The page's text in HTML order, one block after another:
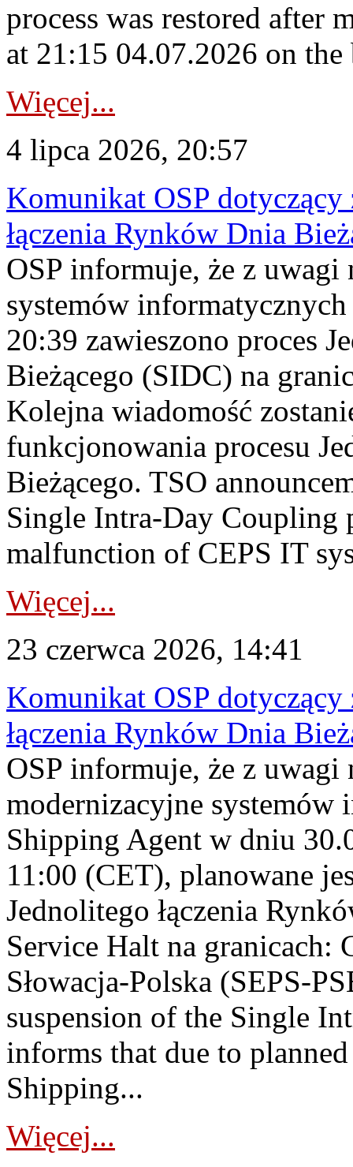
process was restored after
at 21:15 04.07.2026 on
Więcej...
4 lipca 2026, 20:57
Komunikat OSP dotyczący
łączenia Rynków Dnia
OSP informuje, że z uwagi
systemów
20:39 zawieszono proces
Bieżącego (SIDC) na
Kolejna wiadomość
funkcjonowania procesu
Bieżącego. TSO
Single Intra-Day Coupling
malfunction of CEPS IT
Więcej...
23 czerwca 2026, 14:41
Komunikat OSP dotyczący
łączenia Rynków Dnia
OSP informuje, że z uwagi
modernizacyjne
Shipping Agent w dniu
11:00 (CET), planowane
Jednolitego łączenia
Service Halt na granicach:
Słowacja-Polska (SEPS-
suspension of the Single
informs that due to
Shipping...
Więcej...